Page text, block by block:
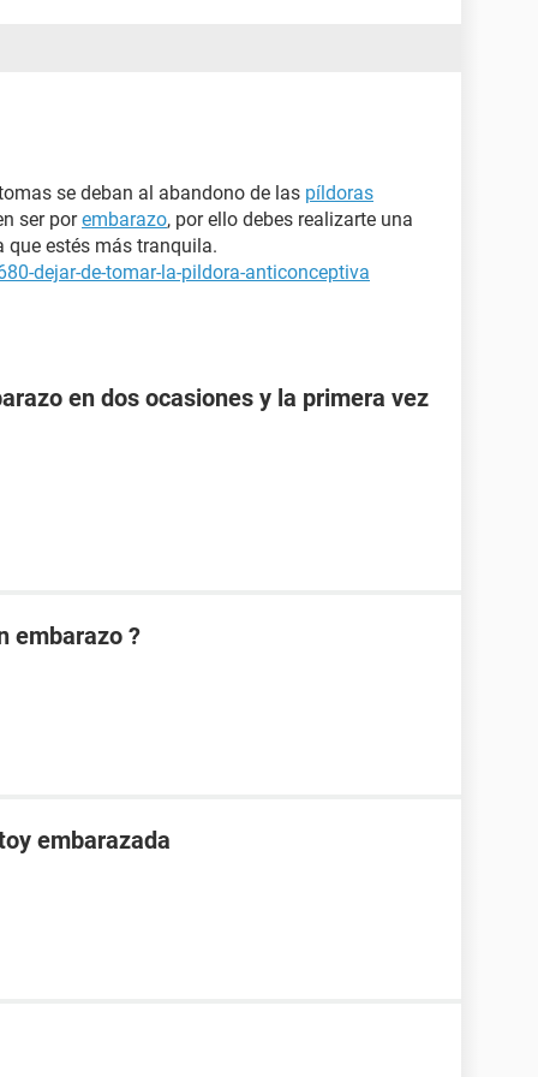
se deban al abandono de las píldoras
ser porembarazo, por ello debes realizarte una
que estés más tranquila.
dejar-de-tomar-la-pildora-anticonceptiva
en dos ocasiones y la primera vez
embarazo ?
embarazada